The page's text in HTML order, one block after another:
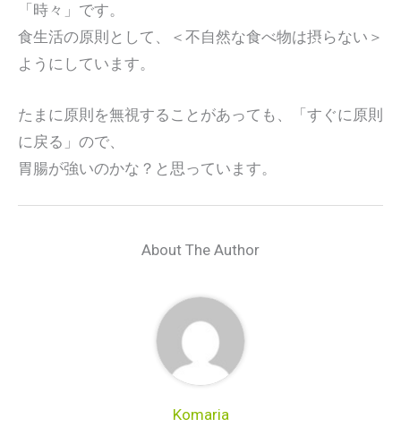
「時々」です。
食生活の原則として、＜不自然な食べ物は摂らない＞
ようにしています。
たまに原則を無視することがあっても、「すぐに原則
に戻る」ので、
胃腸が強いのかな？と思っています。
About The Author
Komaria